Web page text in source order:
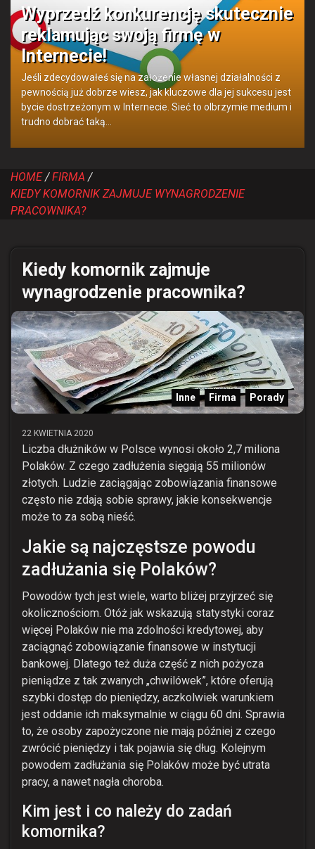
Wyprzedź konkurencję skutecznie
reklamując swoją firmę w
Internecie!
Jeśli zdecydowałeś się na założenie własnej działalności z
pewnością już dobrze wiesz, jak kluczowe dla jej sukcesu jest
bycie dostrzeżonym w Internecie. Sieć to olbrzymie medium i
trudno dobrać taką…
HOME
FIRMA
KIEDY KOMORNIK ZAJMUJE WYNAGRODZENIE
PRACOWNIKA?
Kiedy komornik zajmuje
wynagrodzenie pracownika?
Inne Firma Porady
22 KWIETNIA 2020
Liczba dłużników w Polsce wynosi około 2,7 miliona
Polaków. Z czego zadłużenia sięgają 55 milionów
złotych. Ludzie zaciągając zobowiązania finansowe
często nie zdają sobie sprawy, jakie konsekwencje
może to za sobą nieść.
Jakie są najczęstsze powodu
zadłużania się Polaków?
Powodów tych jest wiele, warto bliżej przyjrzeć się
okolicznościom. Otóż jak wskazują statystyki coraz
więcej Polaków nie ma zdolności kredytowej, aby
zaciągnąć zobowiązanie finansowe w instytucji
bankowej. Dlatego też duża część z nich pożycza
pieniądze z tak zwanych „chwilówek”, które oferują
szybki dostęp do pieniędzy, aczkolwiek warunkiem
jest oddanie ich maksymalnie w ciągu 60 dni. Sprawia
to, że osoby zapożyczone nie mają później z czego
zwrócić pieniędzy i tak pojawia się dług. Kolejnym
powodem zadłużania się Polaków może być utrata
pracy, a nawet nagła choroba.
Kim jest i co należy do zadań
komornika?